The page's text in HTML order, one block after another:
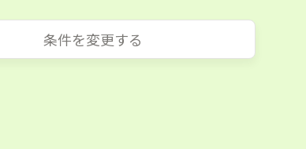
条件を変更する